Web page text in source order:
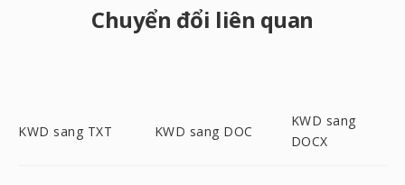
Chuyển đổi liên quan
KWD sang TXT KWD sang DOC
KWD sang
DOCX